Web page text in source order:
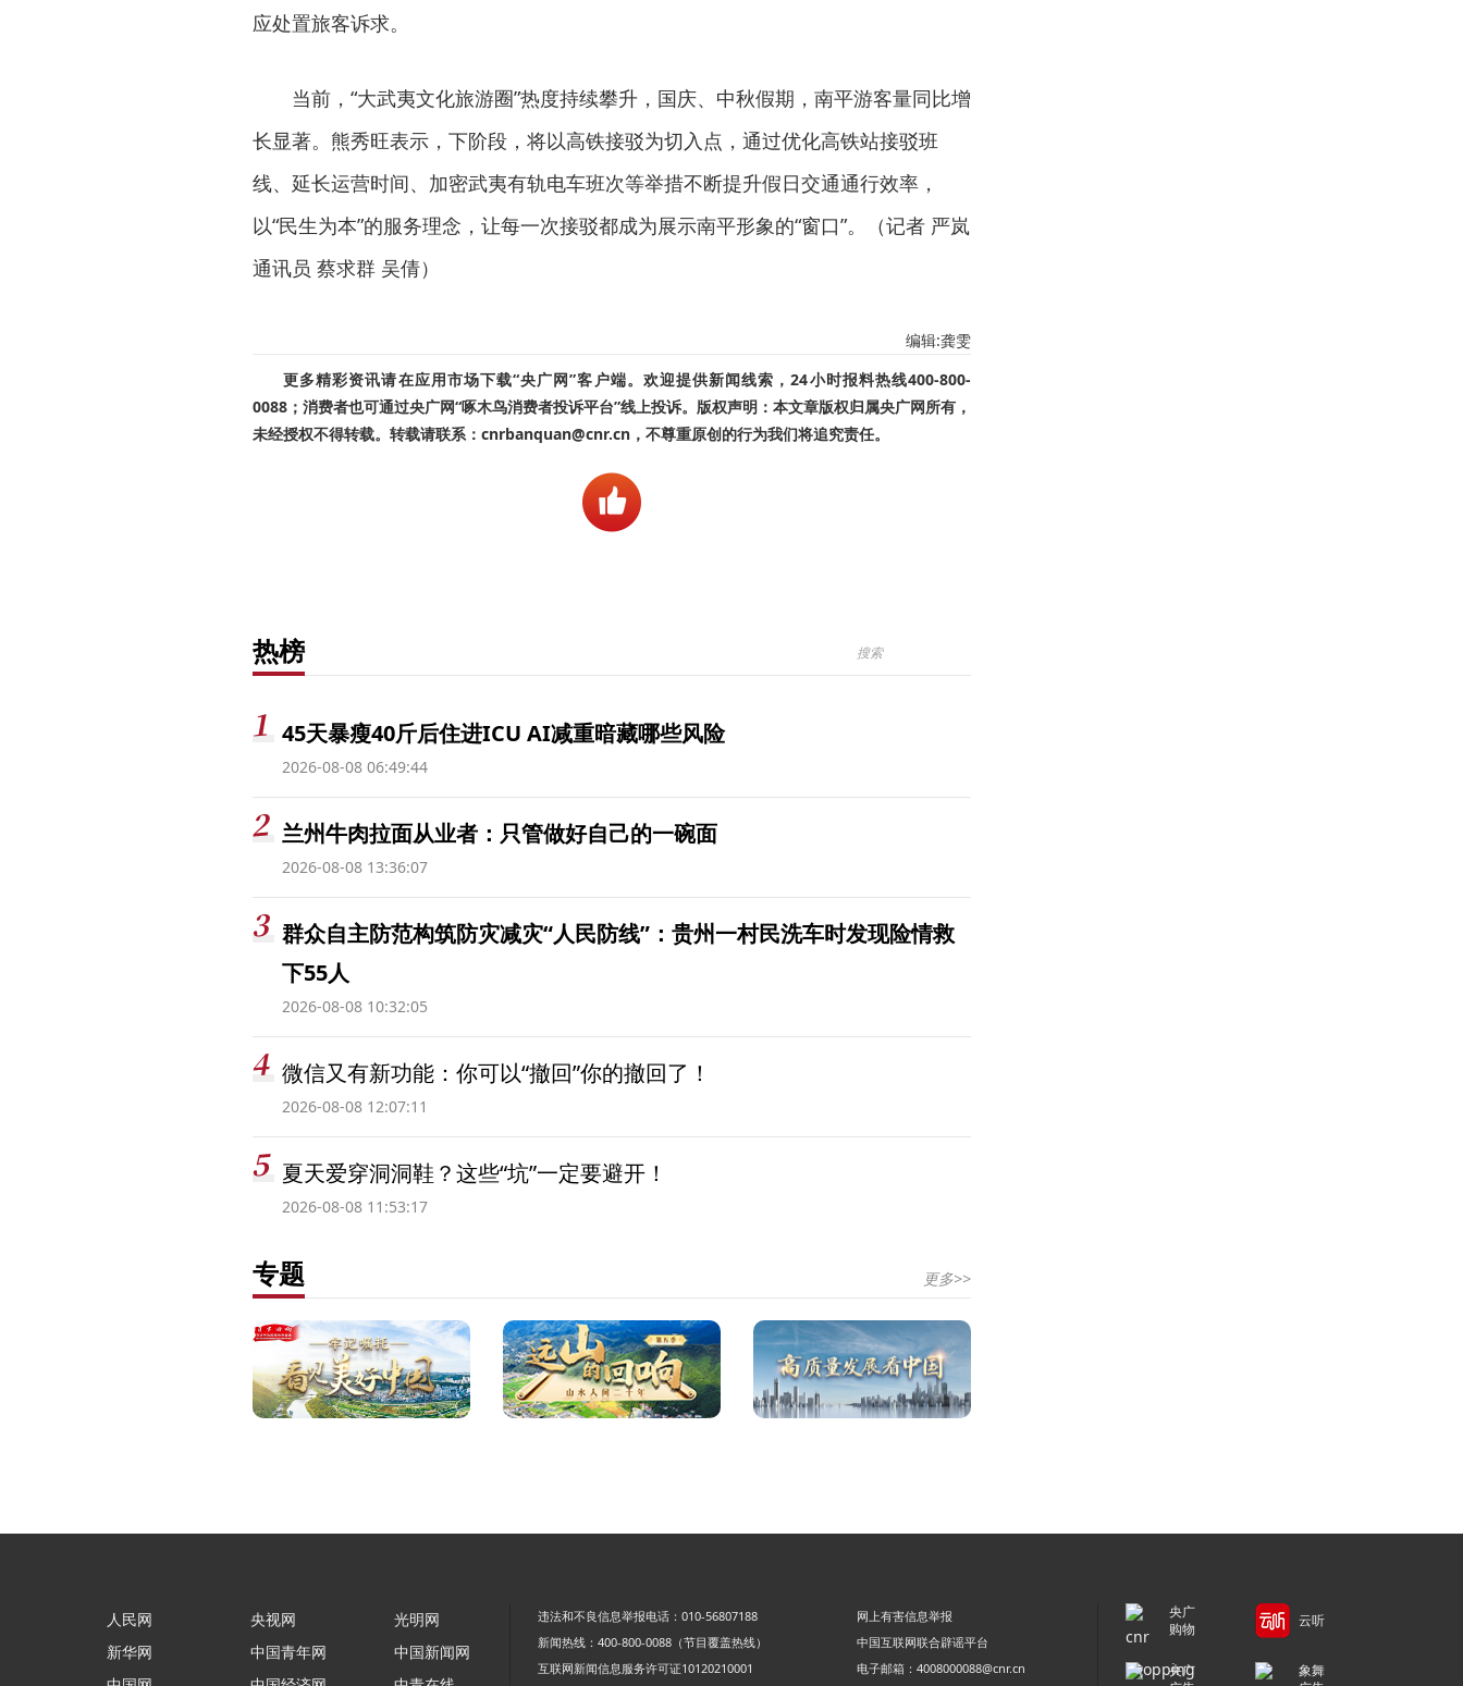
应处置旅客诉求。
当前，“大武夷文化旅游圈”热度持续攀升，国庆、中秋假期，南平游客量同比增
长显著。熊秀旺表示，下阶段，将以高铁接驳为切入点，通过优化高铁站接驳班
线、延长运营时间、加密武夷有轨电车班次等举措不断提升假日交通通行效率，
以“民生为本”的服务理念，让每一次接驳都成为展示南平形象的“窗口”。（记者 严岚
通讯员 蔡求群 吴倩）
编辑:龚雯
更多精彩资讯请在应用市场下载“央广网”客户端。欢迎提供新闻线索，24小时报料热线400-800-
0088；消费者也可通过央广网“啄木鸟消费者投诉平台”线上投诉。版权声明：本文章版权归属央广网所有，
未经授权不得转载。转载请联系：cnrbanquan@cnr.cn，不尊重原创的行为我们将追究责任。
热榜
45天暴瘦40斤后住进ICU AI减重暗藏哪些风险
2026-08-08 06:49:44
兰州牛肉拉面从业者：只管做好自己的一碗面
2026-08-08 13:36:07
群众自主防范构筑防灾减灾“人民防线”：贵州一村民洗车时发现险情救
下55人
2026-08-08 10:32:05
微信又有新功能：你可以“撤回”你的撤回了！
2026-08-08 12:07:11
夏天爱穿洞洞鞋？这些“坑”一定要避开！
2026-08-08 11:53:17
专题 更多>>
人民网
新华网
央视网
中国青年网
光明网
中国新闻网
违法和不良信息举报电话：010-56807188
网上有害信息举报
新闻热线：400-800-0088（节目覆盖热线）
中国互联网联合辟谣平台
互联网新闻信息服务许可证10120210001
电子邮箱：4008000088@cnr.cn
央广
购物
云听
央广
象舞